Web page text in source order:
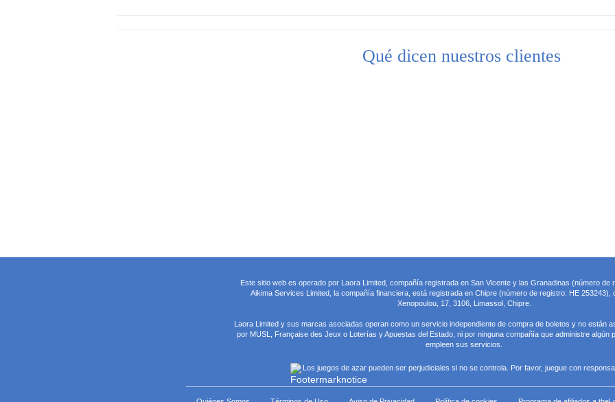
Qué dicen nuestros clientes
Este sitio web es operado por Laora Limited, compañía registrada en San Vicente y las Granadinas (número de
Aikima Services Limited, la compañía financiera, está registrada en Chipre (número de registro: HE 253243),
Xenopoulou, 17, 3106, Limassol, Chipre.
Laora Limited y sus marcas asociadas operan como un servicio independiente de compra de boletos y no están
por MUSL, Française des Jeux o Loterías y Apuestas del Estado, ni por ninguna compañía que administre algún
empleen sus servicios.
Los juegos de azar pueden ser perjudiciales si no se controla. Por favor, juegue con